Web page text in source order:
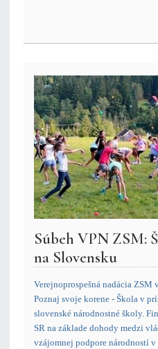
Súbeh VPN ZSM:
na Slovensku
Verejnoprospešná nadácia ZSM
Poznaj svoje korene - Škola v
slovenské národnostné školy.
SR na základe dohody medzi
vzájomnej podpore národností